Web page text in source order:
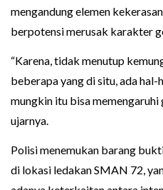
mengandung elemen
berpotensi merusak karakter
“Karena, tidak menutup
beberapa yang di situ, ada
mungkin itu bisa memengaruhi
ujarnya.
Polisi menemukan barang
di lokasi ledakan SMAN 72,